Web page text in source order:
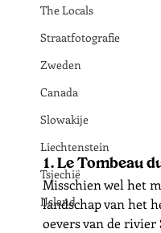
The Locals
Straatfotografie
Zweden
Canada
Slowakije
Liechtenstein
Tsjechië
IJsland
1. Le Tombeau
Misschien wel het
landschap van het
oevers van de rivier